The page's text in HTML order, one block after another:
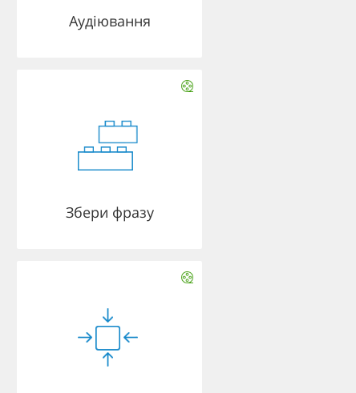
Аудіювання
Збери фразу